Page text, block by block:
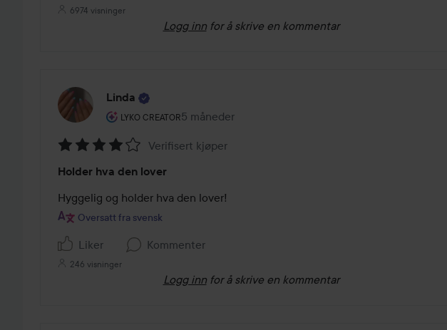
6974 visninger
Logg inn for å skrive en kommentar
Linda
LYKO CREATOR
Brukerens rolle: Lyko Creator.
5 måneder
Innlegget ble opprettet 5 måneder
4
av
5
Verifisert kjøper
Holder hva den lover
Hyggelig og holder hva den lover!
Oversatt fra svensk
Liker Kommenter
246 visninger
Logg inn for å skrive en kommentar